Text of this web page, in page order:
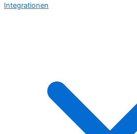
Integrationen